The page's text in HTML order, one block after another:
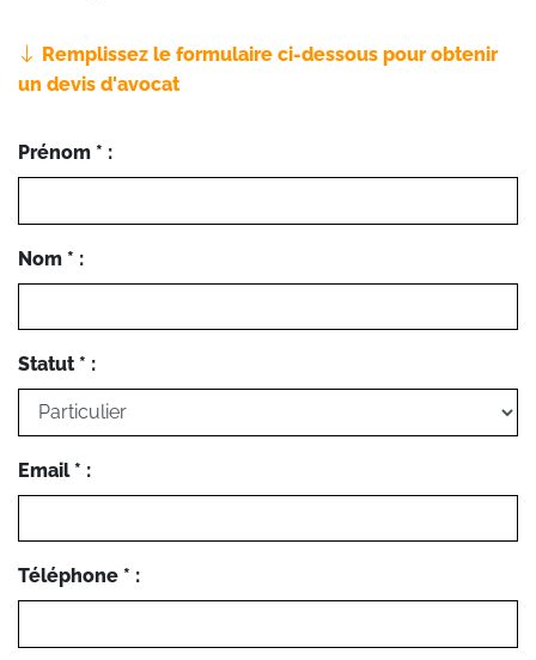
Remplissez le formulaire ci-dessous pour obtenir
un devis d'avocat
Prénom * :
Nom * :
Statut * :
Email * :
Téléphone * :